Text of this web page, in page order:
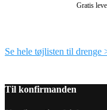
Gratis
Se hele tøjlisten til drenge
Til konfirmanden